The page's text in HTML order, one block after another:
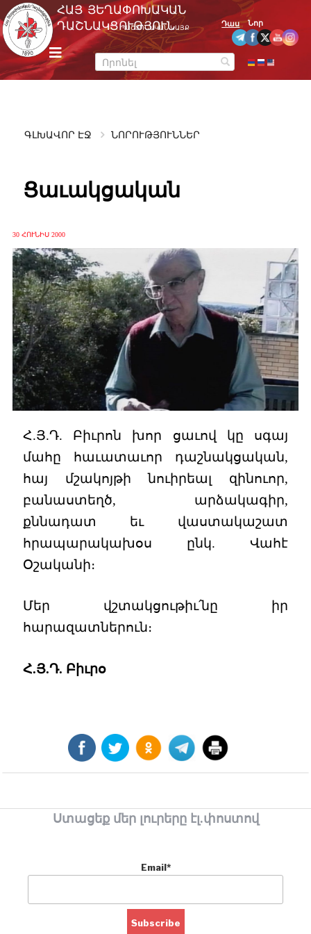
Skip
to
content
m
e
n
u
ՀԱՅ ՅԵՂԱՓՈԽԱԿԱՆ
ԴԱՇՆԱԿՑՈՒԹՅՈՒՆ
ՊԱՇՏՈՆԱԿԱՆ ԿԱՅՔ
Դաս Նոր
ԳԼԽԱՎՈՐ ԷՋ ՆՈՐՈՒԹՅՈՒՆՆԵՐ
Ցաւակցական
30 ՀՈՒՆԻՍ 2000
Հ.Յ.Դ. Բիւրոն խոր ցաւով կը սգայ
մահը հաւատաւոր դաշնակցական,
հայ մշակոյթի նուիրեալ զինուոր,
բանաստեղծ, արձակագիր,
քննադատ եւ վաստակաշատ
հրապարակախօս ընկ. Վահէ
Օշականի։
Մեր վշտակցութիւ՛նը իր
հարազատներուն։
Հ.Յ.Դ. Բիւրօ
Ստացեք մեր լուրերը էլ.փոստով
Email*